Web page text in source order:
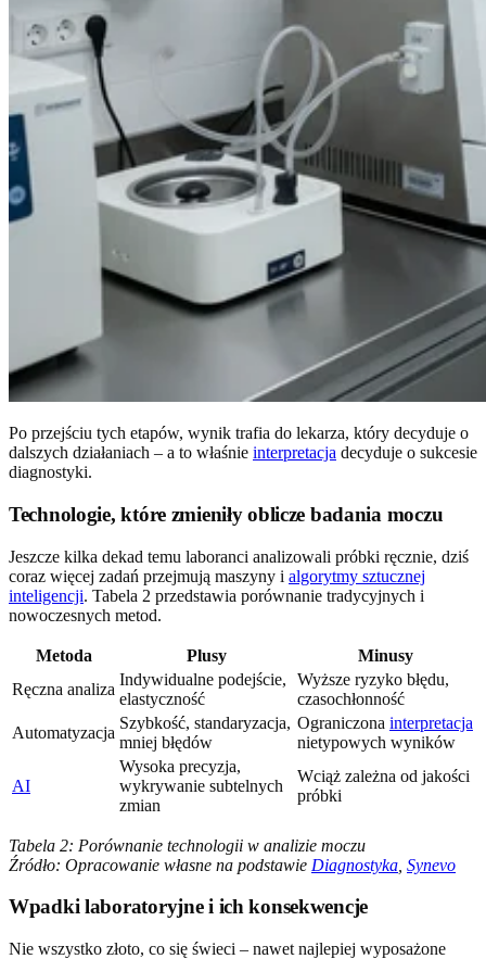
Po przejściu tych etapów, wynik trafia do lekarza, który decyduje o
dalszych działaniach – a to właśnie interpretacja decyduje o sukcesie
diagnostyki.
Technologie, które zmieniły oblicze badania moczu
Jeszcze kilka dekad temu laboranci analizowali próbki ręcznie, dziś
coraz więcej zadań przejmują maszyny i algorytmy sztucznej
inteligencji. Tabela 2 przedstawia porównanie tradycyjnych i
nowoczesnych metod.
Metoda Plusy
Minusy
Ręczna analiza
Indywidualne podejście,
elastyczność
Wyższe ryzyko błędu,
czasochłonność
Automatyzacja
Szybkość, standaryzacja,
mniej błędów
Ograniczona interpretacja
nietypowych wyników
AI
Wysoka precyzja,
wykrywanie subtelnych
zmian
Wciąż zależna od jakości
próbki
Tabela 2: Porównanie technologii w analizie moczu
Źródło: Opracowanie własne na podstawie Diagnostyka Synevo
Wpadki laboratoryjne i ich konsekwencje
Nie wszystko złoto, co się świeci – nawet najlepiej wyposażone